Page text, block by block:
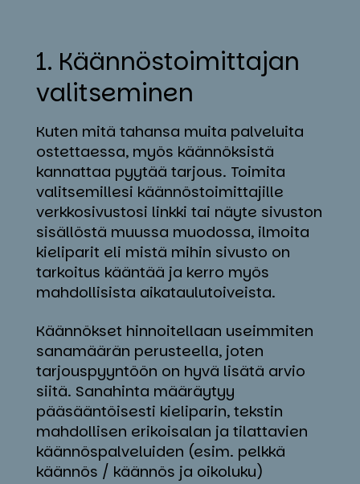
1. Kään­nös­toi­mit­ta­jan
va­lit­se­mi­nen
Kuten mitä tahansa muita palveluita
ostettaessa, myös käännöksistä
kannattaa pyytää tarjous. Toimita
valitsemillesi käännöstoimittajille
verkkosivustosi linkki tai näyte sivuston
sisällöstä muussa muodossa, ilmoita
kieliparit eli mistä mihin sivusto on
tarkoitus kääntää ja kerro myös
mahdollisista aikataulutoiveista.
Käännökset hinnoitellaan useimmiten
sanamäärän perusteella, joten
tarjouspyyntöön on hyvä lisätä arvio
siitä. Sanahinta määräytyy
pääsääntöisesti kieliparin, tekstin
mahdollisen erikoisalan ja tilattavien
käännöspalveluiden (esim. pelkkä
käännös / käännös ja oikoluku)